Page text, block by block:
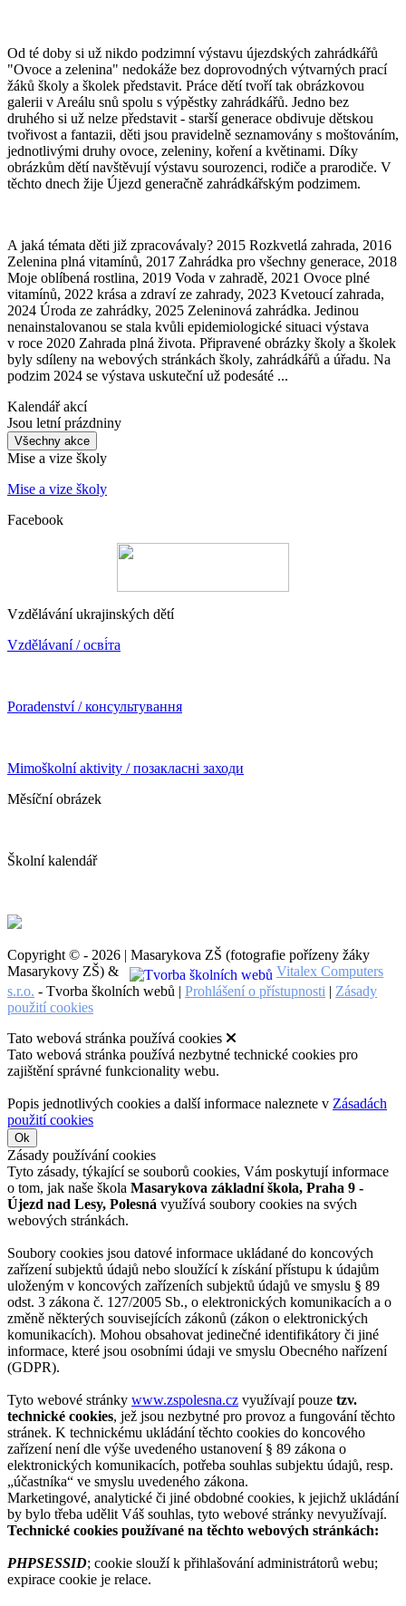
Od té doby si už nikdo podzimní výstavu újezdských zahrádkářů
"Ovoce a zelenina" nedokáže bez doprovodných výtvarných prací
žáků školy a školek představit. Práce dětí tvoří tak obrázkovou
galerii v Areálu snů spolu s výpěstky zahrádkářů. Jedno bez
druhého si už nelze představit - starší generace obdivuje dětskou
tvořivost a fantazii, děti jsou pravidelně seznamovány s moštováním,
jednotlivými druhy ovoce, zeleniny, koření a květinami. Díky
obrázkům dětí navštěvují výstavu sourozenci, rodiče a prarodiče. V
těchto dnech žije Újezd generačně zahrádkářským podzimem.
A jaká témata děti již zpracovávaly? 2015 Rozkvetlá zahrada, 2016
Zelenina plná vitamínů, 2017 Zahrádka pro všechny generace, 2018
Moje oblíbená rostlina, 2019 Voda v zahradě, 2021 Ovoce plné
vitamínů, 2022 krása a zdraví ze zahrady, 2023 Kvetoucí zahrada,
2024 Úroda ze zahrádky, 2025 Zeleninová zahrádka. Jedinou
nenainstalovanou se stala kvůli epidemiologické situaci výstava
v roce 2020 Zahrada plná života. Připravené obrázky školy a školek
byly sdíleny na webových stránkách školy, zahrádkářů a úřadu. Na
podzim 2024 se výstava uskuteční už podesáté ...
Kalendář akcí
Jsou letní prázdniny
Všechny akce
Mise a vize školy
Mise a vize školy
Facebook
Vzdělávání ukrajinských dětí
Vzdělávaní / осві́та
Poradenství / консультування
Mimoškolní aktivity / позакласні заходи
Měsíční obrázek
Školní kalendář
Copyright © - 2026 | Masarykova ZŠ (fotografie pořízeny žáky
Masarykovy ZŠ) &
Vitalex Computers
s.r.o. - Tvorba školních webů | Prohlášení o přístupnosti | Zásady
použití cookies
Tato webová stránka používá cookies
Tato webová stránka používá nezbytné technické cookies pro
zajištění správné funkcionality webu.
Popis jednotlivých cookies a další informace naleznete v Zásadách
použití cookies
Ok
Zásady používání cookies
Tyto zásady, týkající se souborů cookies, Vám poskytují informace
o tom, jak naše škola Masarykova základní škola, Praha 9 -
Újezd nad Lesy, Polesná využívá soubory cookies na svých
webových stránkách.
Soubory cookies jsou datové informace ukládané do koncových
zařízení subjektů údajů nebo sloužící k získání přístupu k údajům
uloženým v koncových zařízeních subjektů údajů ve smyslu § 89
odst. 3 zákona č. 127/2005 Sb., o elektronických komunikacích a o
změně některých souvisejících zákonů (zákon o elektronických
komunikacích). Mohou obsahovat jedinečné identifikátory či jiné
informace, které jsou osobními údaji ve smyslu Obecného nařízení
(GDPR).
Tyto webové stránky www.zspolesna.cz využívají pouze tzv.
technické cookies, jež jsou nezbytné pro provoz a fungování těchto
stránek. K technickému ukládání těchto cookies do koncového
zařízení není dle výše uvedeného ustanovení § 89 zákona o
elektronických komunikacích, potřeba souhlas subjektu údajů, resp.
„účastníka“ ve smyslu uvedeného zákona.
Marketingové, analytické či jiné obdobné cookies, k jejichž ukládání
by bylo třeba udělit Váš souhlas, tyto webové stránky nevyužívají.
Technické cookies používané na těchto webových stránkách:
PHPSESSID; cookie slouží k přihlašování administrátorů webu;
expirace cookie je relace.